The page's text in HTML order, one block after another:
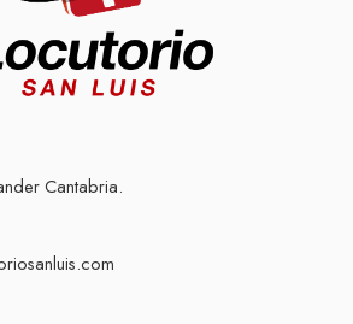
Cantabria.